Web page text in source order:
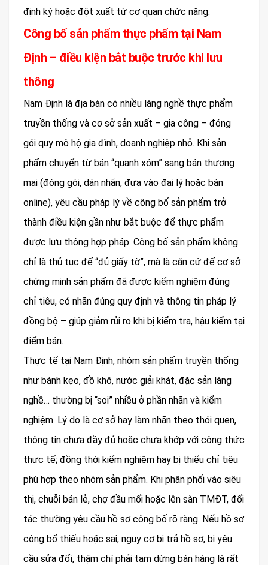
định kỳ hoặc đột xuất từ cơ quan chức năng.
Công bố sản phẩm thực phẩm tại Nam
Định – điều kiện bắt buộc trước khi lưu
thông
Nam Định là địa bàn có nhiều làng nghề thực phẩm
truyền thống và cơ sở sản xuất – gia công – đóng
gói quy mô hộ gia đình, doanh nghiệp nhỏ. Khi sản
phẩm chuyển từ bán “quanh xóm” sang bán thương
mại (đóng gói, dán nhãn, đưa vào đại lý hoặc bán
online), yêu cầu pháp lý về công bố sản phẩm trở
thành điều kiện gần như bắt buộc để thực phẩm
được lưu thông hợp pháp. Công bố sản phẩm không
chỉ là thủ tục để “đủ giấy tờ”, mà là căn cứ để cơ sở
chứng minh sản phẩm đã được kiểm nghiệm đúng
chỉ tiêu, có nhãn đúng quy định và thông tin pháp lý
đồng bộ – giúp giảm rủi ro khi bị kiểm tra, hậu kiểm tại
điểm bán.
Thực tế tại Nam Định, nhóm sản phẩm truyền thống
như bánh kẹo, đồ khô, nước giải khát, đặc sản làng
nghề… thường bị “soi” nhiều ở phần nhãn và kiểm
nghiệm. Lý do là cơ sở hay làm nhãn theo thói quen,
thông tin chưa đầy đủ hoặc chưa khớp với công thức
thực tế; đồng thời kiểm nghiệm hay bị thiếu chỉ tiêu
phù hợp theo nhóm sản phẩm. Khi phân phối vào siêu
thị, chuỗi bán lẻ, chợ đầu mối hoặc lên sàn TMĐT, đối
tác thường yêu cầu hồ sơ công bố rõ ràng. Nếu hồ sơ
công bố thiếu hoặc sai, nguy cơ bị trả hồ sơ, bị yêu
cầu sửa đổi, thậm chí phải tạm dừng bán hàng là rất